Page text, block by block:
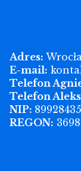
Adres:
E-mail:
Telefon
Telefon
NIP:
REGON: